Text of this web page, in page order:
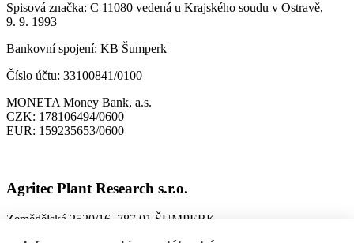
Spisová značka: C 11080 vedená u Krajského soudu v Ostravě,
9. 9. 1993
Bankovní spojení: KB Šumperk
Číslo účtu: 33100841/0100
MONETA Money Bank, a.s.
CZK: 178106494/0600
EUR: 159235653/0600
Agritec Plant Research s.r.o.
Zemědělská 2520/16, 787 01 ŠUMPERK